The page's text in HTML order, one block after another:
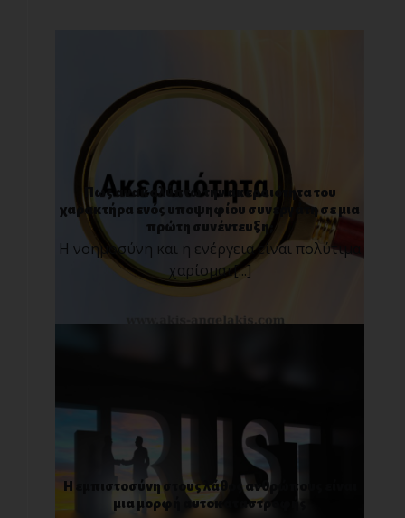
Πως ανακαλύπτω την ακεραιότητα του
χαρακτήρα ενός υποψηφίου συνεργάτη σε μια
πρώτη συνέντευξη;
Η νοημοσύνη και η ενέργεια είναι πολύτιμα
χαρίσματ[...]
Η εμπιστοσύνη στους λάθος ανθρώπους είναι
μια μορφή αυτοκαταστροφής